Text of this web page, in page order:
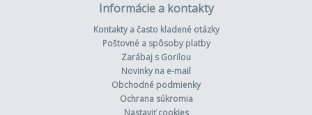
Informácie a kontakty
Kontakty a často kladené otázky
Poštovné a spôsoby platby
Zarábaj s Gorilou
Novinky na e-mail
Obchodné podmienky
Ochrana súkromia